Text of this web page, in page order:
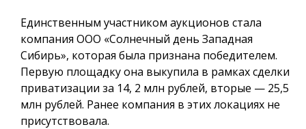
Единственным участником аукционов стала
компания ООО «Солнечный день Западная
Сибирь», которая была признана победителем.
Первую площадку она выкупила в рамках сделки
приватизации за 14, 2 млн рублей, вторые — 25,5
млн рублей. Ранее компания в этих локациях не
присутствовала.